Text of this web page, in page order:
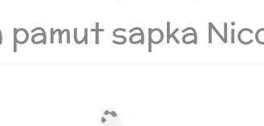
pamut sapka